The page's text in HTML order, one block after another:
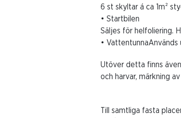
6 st skyltar á ca 1m²
• Startbilen
Säljes för helfoliering.
•
Utöver detta finns
och harvar, märkning
Till samtliga fasta